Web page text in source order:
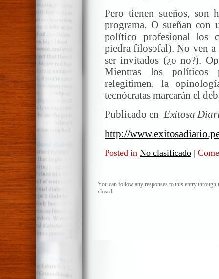
Pero tienen sueños, son
programa. O sueñan
político profesional los
piedra filosofal). No ven a
ser invitados (¿o no?).
Mientras los políticos
relegitimen, la
tecnócratas marcarán el
Publicado en Exitosa
http://
Posted in No clasificado |
You can follow any responses to this entry through
closed.